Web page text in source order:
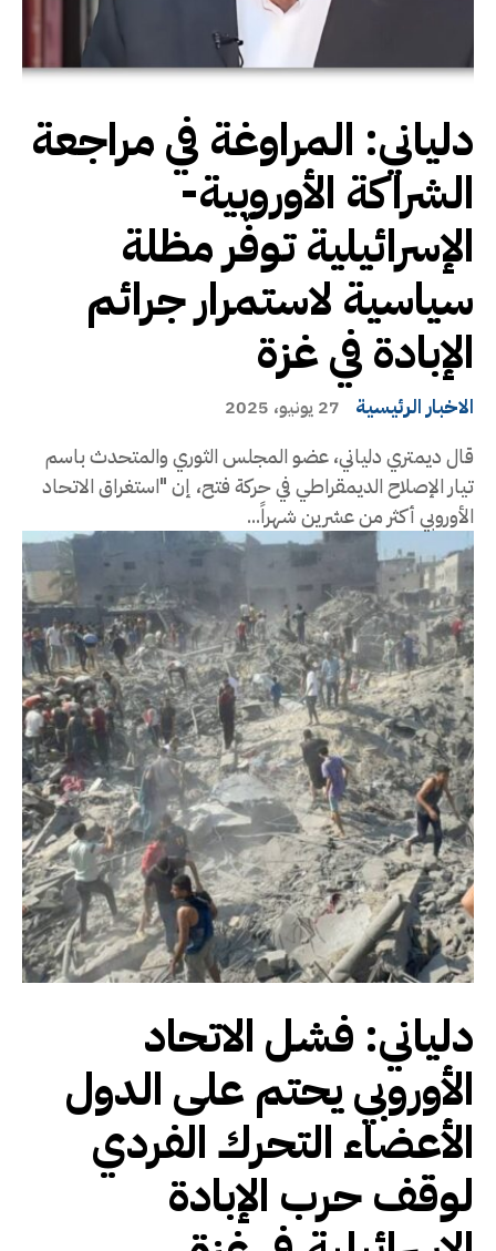
دلياني: المراوغة في مراجعة
الشراكة الأوروبية-
الإسرائيلية توفّر مظلة
سياسية لاستمرار جرائم
الإبادة في غزة
الاخبار الرئيسية 27 يونيو، 2025
قال ديمتري دلياني، عضو المجلس الثوري والمتحدث باسم
تيار الإصلاح الديمقراطي في حركة فتح، إن "استغراق الاتحاد
الأوروبي أكثر من عشرين شهراً...
دلياني: فشل الاتحاد
الأوروبي يحتم على الدول
الأعضاء التحرك الفردي
لوقف حرب الإبادة